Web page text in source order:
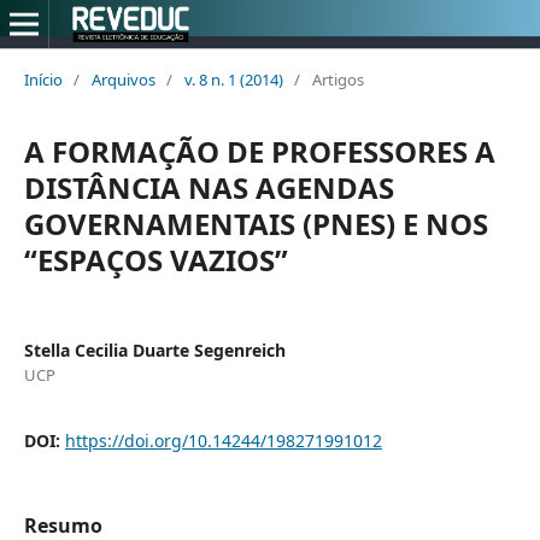
Início / Arquivos / v. 8 n. 1 (2014) / Artigos
A FORMAÇÃO DE PROFESSORES A
DISTÂNCIA NAS AGENDAS
GOVERNAMENTAIS (PNES) E NOS
“ESPAÇOS VAZIOS”
Stella Cecilia Duarte Segenreich
UCP
DOI: https://doi.org/10.14244/198271991012
Resumo